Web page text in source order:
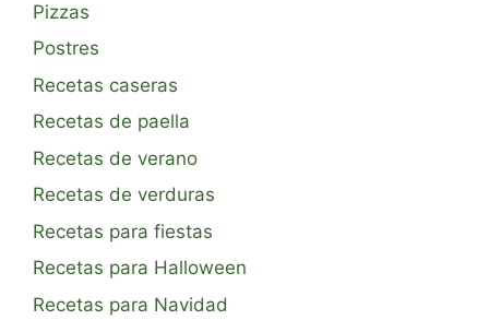
Pizzas
Postres
Recetas caseras
Recetas de paella
Recetas de verano
Recetas de verduras
Recetas para fiestas
Recetas para Halloween
Recetas para Navidad